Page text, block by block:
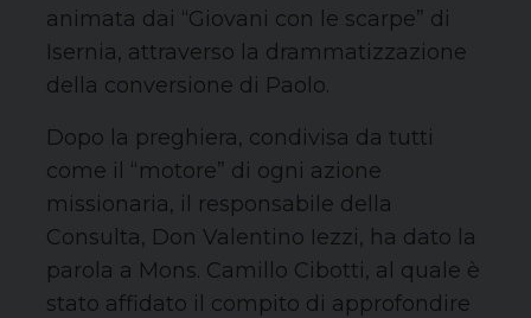
animata dai “Giovani con le scarpe” di
Isernia, attraverso la drammatizzazione
della conversione di Paolo.
Dopo la preghiera, condivisa da tutti
come il “motore” di ogni azione
missionaria, il responsabile della
Consulta, Don Valentino Iezzi, ha dato la
parola a Mons. Camillo Cibotti, al quale è
stato affidato il compito di approfondire